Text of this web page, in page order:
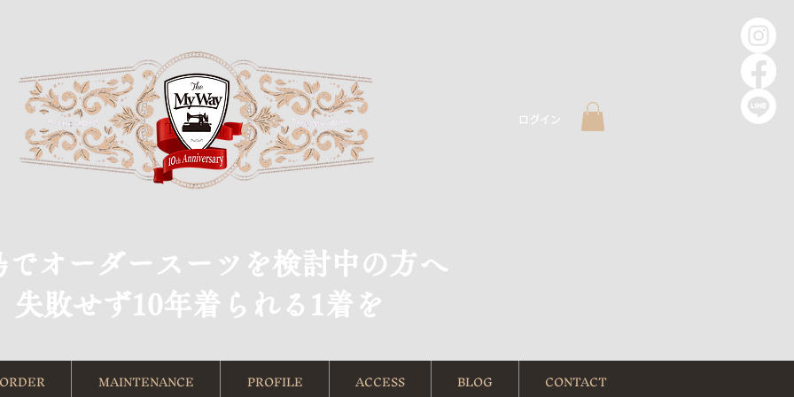
でオーダースーツを検討中の方へ
​失敗せず10年着られる1着を
ORDER MAINTENANCE PROFILE ACCESS BLOG CONTACT
ログイン